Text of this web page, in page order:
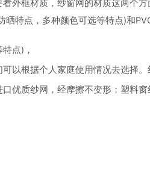
外框材质，纱窗网的材质这两个
晒特点，多种颜色可选等特点)和
点)，
以根据个人家庭使用情况去选择
优质纱网，经摩擦不变形；塑料